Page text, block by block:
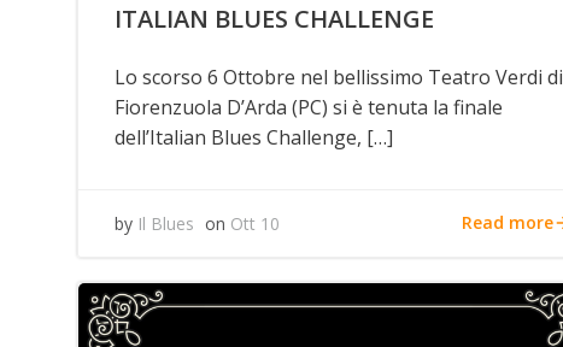
ITALIAN BLUES CHALLENGE
Lo scorso 6 Ottobre nel bellissimo Teatro Verdi di
Fiorenzuola D’Arda (PC) si è tenuta la finale
dell’Italian Blues Challenge, […]
by Il Blues on Ott 10 Read more